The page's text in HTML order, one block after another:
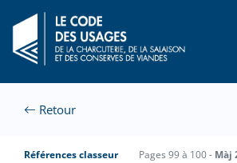
Retour
Références classeur Pages 99 à 100 - Màj